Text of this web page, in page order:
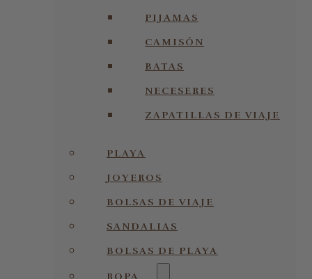
PIJAMAS
CAMISÓN
BATAS
NECESERES
ZAPATILLAS DE VIAJE
PLAYA
JOYEROS
BOLSAS DE VIAJE
SANDALIAS
BOLSAS DE PLAYA
ROPA